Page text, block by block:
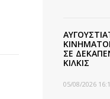
ΣΕ
ΚΙΛΚΙΣ
05/08/2026